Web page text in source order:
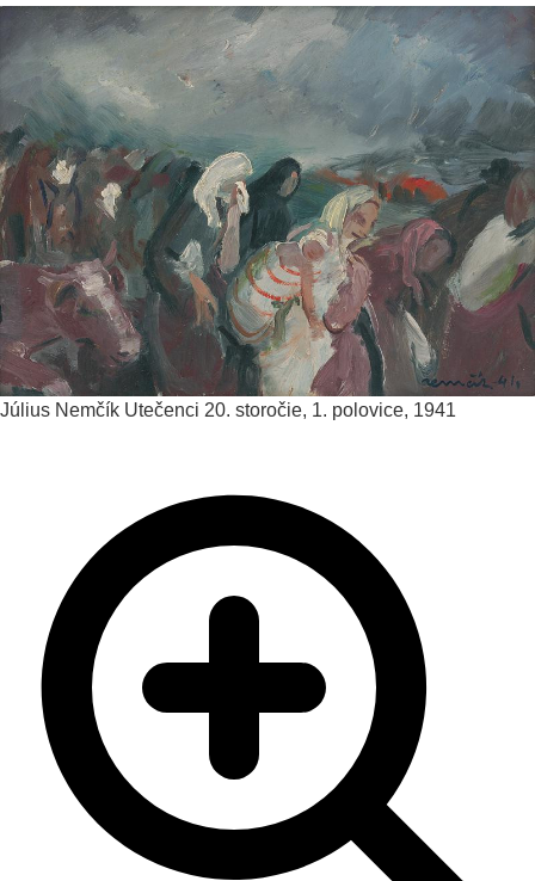
Július Nemčík Utečenci 20. storočie, 1. polovice, 1941